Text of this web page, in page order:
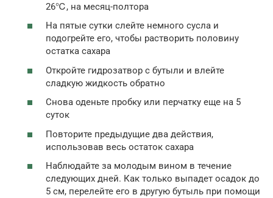
26℃, на месяц-полтора
На пятые сутки слейте немного сусла и
подогрейте его, чтобы растворить половину
остатка сахара
Откройте гидрозатвор с бутыли и влейте
сладкую жидкость обратно
Снова оденьте пробку или перчатку еще на 5
суток
Повторите предыдущие два действия,
использовав весь остаток сахара
Наблюдайте за молодым вином в течение
следующих дней. Как только выпадет осадок до
5 см, перелейте его в другую бутыль при помощи